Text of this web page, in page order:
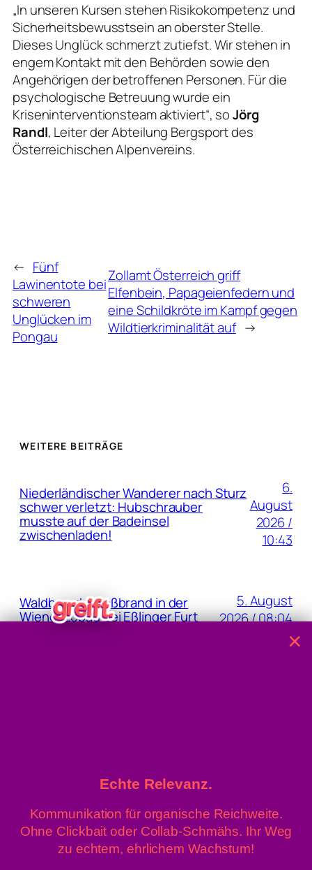
„In unseren Kursen stehen Risikokompetenz und
Sicherheitsbewusstsein an oberster Stelle.
Dieses Unglück schmerzt zutiefst. Wir stehen in
engem Kontakt mit den Behörden sowie den
Angehörigen der betroffenen Personen. Für die
psychologische Betreuung wurde ein
Kriseninterventionsteam aktiviert“, soJörg
Randl, Leiter der Abteilung Bergsport des
Österreichischen Alpenvereins.
← Fünf
Lawinentote bei
schweren
Unglücken im
Pongau
Zollamt Österreich griff
Elfenbein, Papageienfedern und
eine Schildkröte im Kampf gegen
Wildtierkriminalität auf →
WEITERE BEITRÄGE
Niederländischer Wanderer nach Sturz
schwer verletzt: Hubschrauber
musste auf der Badeinsel
zwischenladen!
6.
August
2026 /
10:43
Waldbrand: Großbrand in der
Wiener Lobau bei Eßlinger Furt
5. August
2026 / 08:04
×
Echte Relevanz.
Kommunikation für organische Reichweite.
Ohne Clickbait oder Collab-Schmähs. Ihr Weg
zu echtem, ehrlichem Wachstum!